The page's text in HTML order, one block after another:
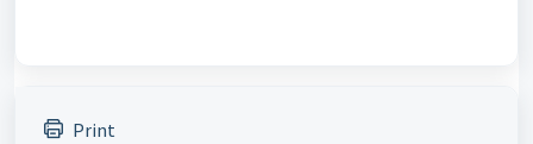
Print